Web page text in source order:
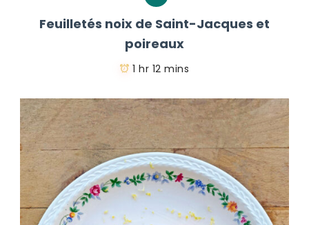
Feuilletés noix de Saint-Jacques et
poireaux
1 hr 12 mins